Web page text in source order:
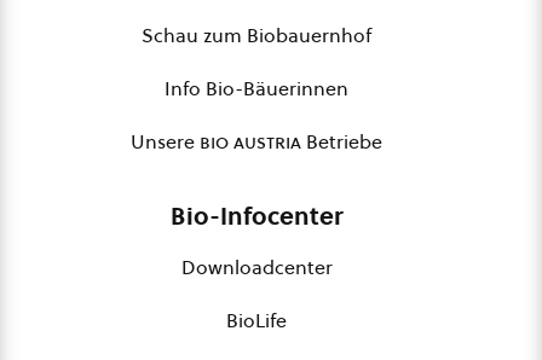
Schau zum Biobauernhof
Info Bio-Bäuerinnen
Unsere bio austria Betriebe
Bio-Infocenter
Downloadcenter
BioLife